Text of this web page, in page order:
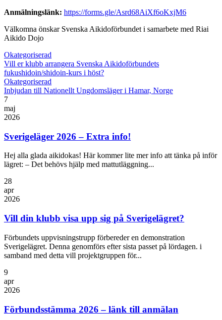
Anmälningslänk: https://forms.gle/Asrd68AiXf6oKxjM6
Välkomna önskar Svenska Aikidoförbundet i samarbete med Riai
Aikido Dojo
Okategoriserad
Vill er klubb arrangera Svenska Aikidoförbundets
fukushidoin/shidoin-kurs i höst?
Okategoriserad
Inbjudan till Nationellt Ungdomsläger i Hamar, Norge
7
maj
2026
Sverigeläger 2026 – Extra info!
Hej alla glada aikidokas! Här kommer lite mer info att tänka på inför
lägret: – Det behövs hjälp med mattutläggning...
28
apr
2026
Vill din klubb visa upp sig på Sverigelägret?
Förbundets uppvisningstrupp förbereder en demonstration
Sverigelägret. Denna genomförs efter sista passet på lördagen. i
samband med detta vill projektgruppen för...
9
apr
2026
Förbundsstämma 2026 – länk till anmälan